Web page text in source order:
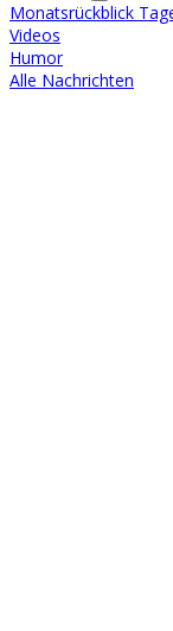
Monatsrückblick
Videos
Humor
Alle Nachrichten